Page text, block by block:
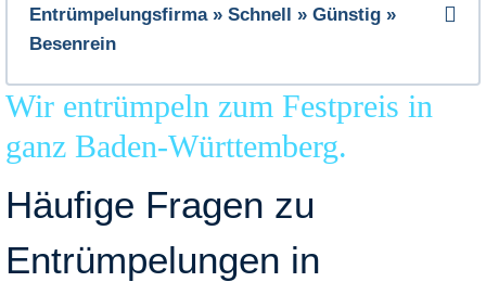
Entrümpelungsfirma » Schnell » Günstig »
Besenrein
Wir entrümpeln zum Festpreis in
ganz Baden-Württemberg.
Häufige Fragen zu
Entrümpelungen in